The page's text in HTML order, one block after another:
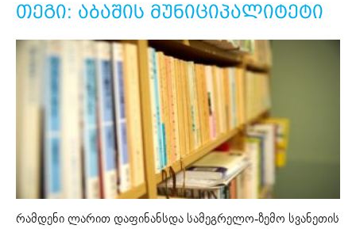
თეგი: აბაშის მუნიციპალიტეტი
რამდენი ლარით დაფინანსდა სამეგრელო-ზემო სვანეთის